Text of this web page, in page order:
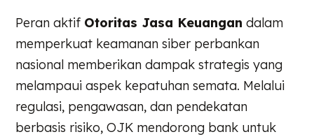
Peran aktif Otoritas Jasa Keuangan dalam
memperkuat keamanan siber perbankan
nasional memberikan dampak strategis yang
melampaui aspek kepatuhan semata. Melalui
regulasi, pengawasan, dan pendekatan
berbasis risiko, OJK mendorong bank untuk